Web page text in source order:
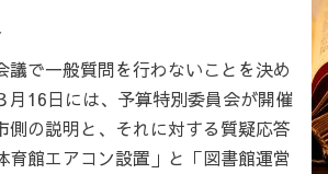
で一般質問を行わないことを決め
月16日には、予算特別委員会が開催
側の説明と、それに対する質疑応答
育館エアコン設置」と「図書館運営